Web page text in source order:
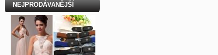
NEJPRODÁVANĚJŠÍ